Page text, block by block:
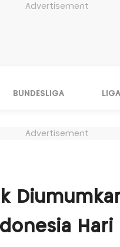
Advertisement
BUNDESLIGA
Advertisement
Hari